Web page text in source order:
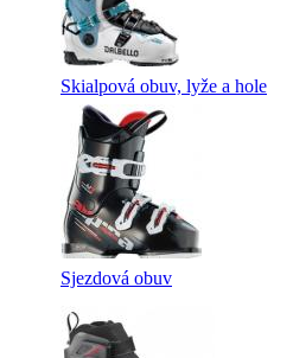
Skialpová obuv, lyže a hole
Sjezdová obuv